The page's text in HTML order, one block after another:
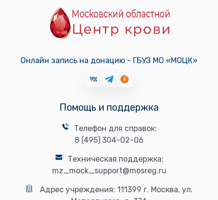
Онлайн запись на донацию - ГБУЗ МО «МОЦК»
Помощь и поддержка
Телефон для справок:
8 (495) 304-02-06
Техническая поддержка:
mz_mock_support@mosreg.ru
Адрес учреждения: 111399 г. Москва, ул.